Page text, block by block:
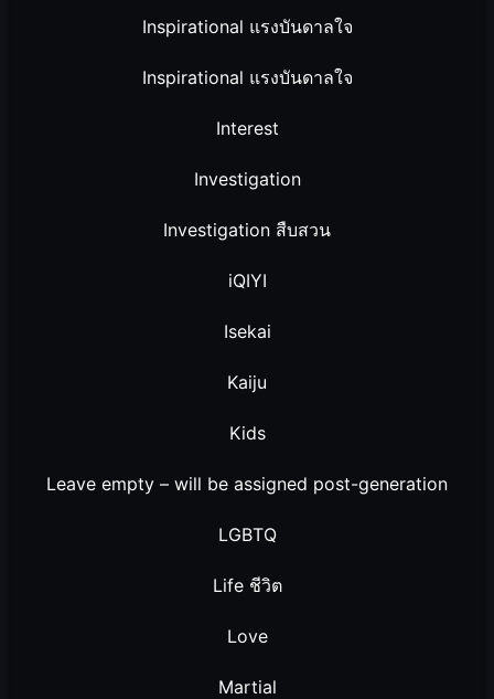
Inspirational แรงบันดาลใจ
Inspirational แรงบันดาลใจ
Interest
Investigation
Investigation สืบสวน
iQIYI
Isekai
Kaiju
Kids
Leave empty – will be assigned post-generation
LGBTQ
Life ชีวิต
Love
Martial